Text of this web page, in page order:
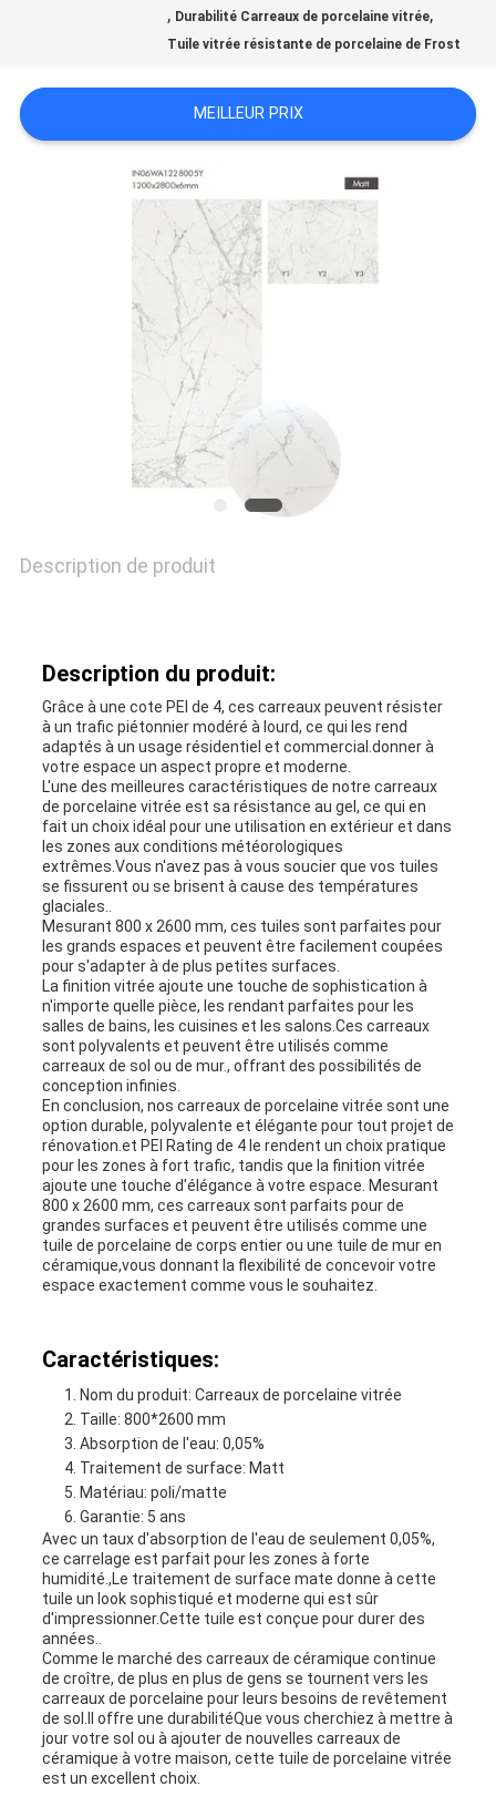
UN DEVIS
POLITIQUE
CONFIDENTIALITÉ
, Durabilité Carreaux de porcelaine vitrée,
Tuile vitrée résistante de porcelaine de Frost
MEILLEUR PRIX
Description de produit
Description du produit:
Grâce à une cote PEI de 4, ces carreaux peuvent résister
à un trafic piétonnier modéré à lourd, ce qui les rend
adaptés à un usage résidentiel et commercial.donner à
votre espace un aspect propre et moderne.
L'une des meilleures caractéristiques de notre carreaux
de porcelaine vitrée est sa résistance au gel, ce qui en
fait un choix idéal pour une utilisation en extérieur et dans
les zones aux conditions météorologiques
extrêmes.Vous n'avez pas à vous soucier que vos tuiles
se fissurent ou se brisent à cause des températures
glaciales..
Mesurant 800 x 2600 mm, ces tuiles sont parfaites pour
les grands espaces et peuvent être facilement coupées
pour s'adapter à de plus petites surfaces.
La finition vitrée ajoute une touche de sophistication à
n'importe quelle pièce, les rendant parfaites pour les
salles de bains, les cuisines et les salons.Ces carreaux
sont polyvalents et peuvent être utilisés comme
carreaux de sol ou de mur., offrant des possibilités de
conception infinies.
En conclusion, nos carreaux de porcelaine vitrée sont une
option durable, polyvalente et élégante pour tout projet de
rénovation.et PEI Rating de 4 le rendent un choix pratique
pour les zones à fort trafic, tandis que la finition vitrée
ajoute une touche d'élégance à votre espace. Mesurant
800 x 2600 mm, ces carreaux sont parfaits pour de
grandes surfaces et peuvent être utilisés comme une
tuile de porcelaine de corps entier ou une tuile de mur en
céramique,vous donnant la flexibilité de concevoir votre
espace exactement comme vous le souhaitez.
Caractéristiques:
Nom du produit: Carreaux de porcelaine vitrée
Taille: 800*2600 mm
Absorption de l'eau: 0,05%
Traitement de surface: Matt
Matériau: poli/matte
Garantie: 5 ans
Avec un taux d'absorption de l'eau de seulement 0,05%,
ce carrelage est parfait pour les zones à forte
humidité.,Le traitement de surface mate donne à cette
tuile un look sophistiqué et moderne qui est sûr
d'impressionner.Cette tuile est conçue pour durer des
années..
Comme le marché des carreaux de céramique continue
de croître, de plus en plus de gens se tournent vers les
carreaux de porcelaine pour leurs besoins de revêtement
de sol.Il offre une durabilitéQue vous cherchiez à mettre à
jour votre sol ou à ajouter de nouvelles carreaux de
céramique à votre maison, cette tuile de porcelaine vitrée
est un excellent choix.